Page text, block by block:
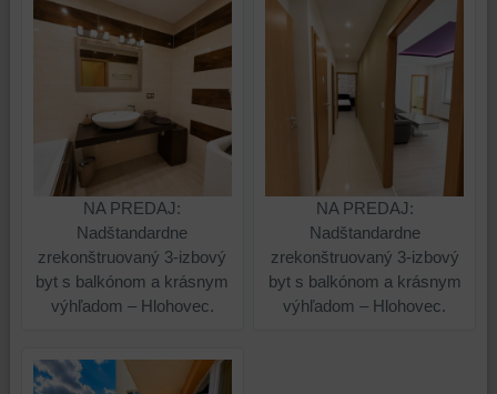
NA PREDAJ:
Nadštandardne
zrekonštruovaný 3-izbový
byt s balkónom a krásnym
výhľadom – Hlohovec.
NA PREDAJ:
Nadštandardne
zrekonštruovaný 3-izbový
byt s balkónom a krásnym
výhľadom – Hlohovec.
ste
používateľský
účet
alebo
bez
prihlásenia,
používať
skripty
a/alebo
zdroje
tretích
strán,
atď.